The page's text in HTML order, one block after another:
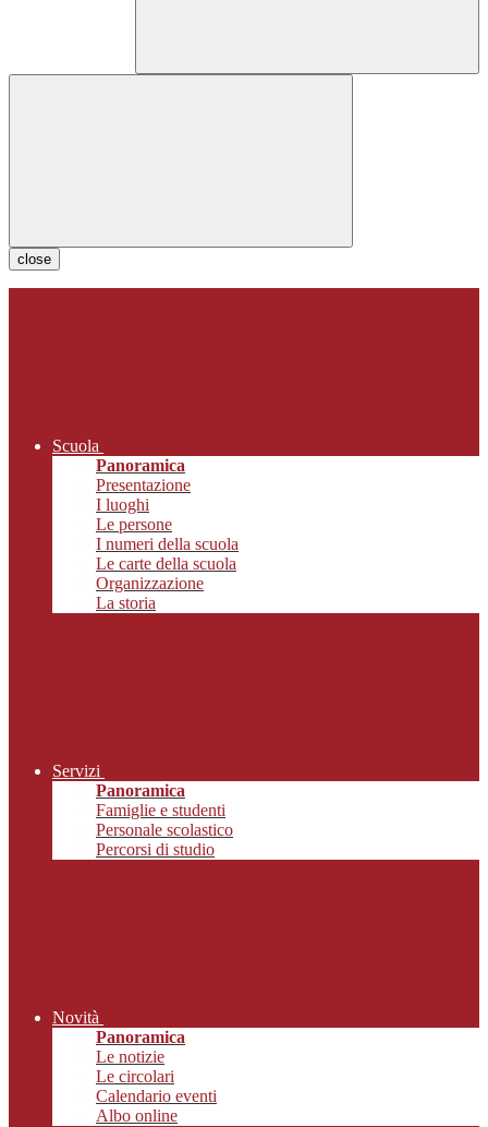
close
Scuola
Panoramica
Presentazione
I luoghi
Le persone
I numeri della scuola
Le carte della scuola
Organizzazione
La storia
Servizi
Panoramica
Famiglie e studenti
Personale scolastico
Percorsi di studio
Novità
Panoramica
Le notizie
Le circolari
Calendario eventi
Albo online